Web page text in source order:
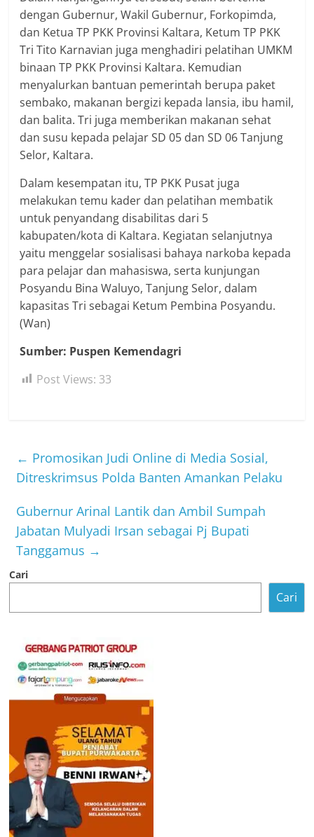
dengan Gubernur, Wakil Gubernur, Forkopimda,
dan Ketua TP PKK Provinsi Kaltara, Ketum TP PKK
Tri Tito Karnavian juga menghadiri pelatihan UMKM
binaan TP PKK Provinsi Kaltara. Kemudian
menyalurkan bantuan pemerintah berupa paket
sembako, makanan bergizi kepada lansia, ibu hamil,
dan balita. Tri juga memberikan makanan sehat
dan susu kepada pelajar SD 05 dan SD 06 Tanjung
Selor, Kaltara.
Dalam kesempatan itu, TP PKK Pusat juga
melakukan temu kader dan pelatihan membatik
untuk penyandang disabilitas dari 5
kabupaten/kota di Kaltara. Kegiatan selanjutnya
yaitu menggelar sosialisasi bahaya narkoba kepada
para pelajar dan mahasiswa, serta kunjungan
Posyandu Bina Waluyo, Tanjung Selor, dalam
kapasitas Tri sebagai Ketum Pembina Posyandu.
(Wan)
Sumber: Puspen Kemendagri
Post Views: 33
← Promosikan Judi Online di Media Sosial,
Ditreskrimsus Polda Banten Amankan Pelaku
Gubernur Arinal Lantik dan Ambil Sumpah
Jabatan Mulyadi Irsan sebagai Pj Bupati
Tanggamus →
Cari
Cari